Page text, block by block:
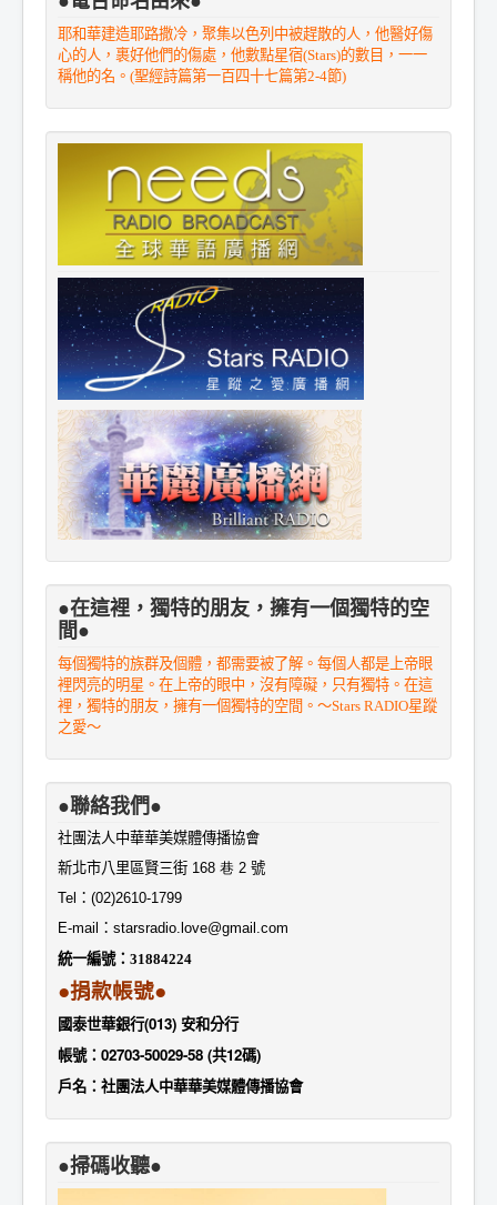
耶和華建造耶路撒冷，聚集以色列中被趕散的人，他醫好傷
心的人，裹好他們的傷處，他數點星宿(Stars)的數目，一一
稱他的名。(聖經詩篇第一百四十七篇第2-4節)
●在這裡，獨特的朋友，擁有一個獨特的空
間●
每個獨特的族群及個體，都需要被了解。每個人都是上帝眼
裡閃亮的明星。在上帝的眼中，沒有障礙，只有獨特。在這
裡，獨特的朋友，擁有一個獨特的空間。～Stars RADIO星蹤
之愛～
●聯絡我們●
社團法人中華華美媒體傳播協會
新北市八里區賢三街 168 巷 2 號
Tel ： (02)2610-1799
E-mail ： starsradio.love@gmail.com
統一編號： 31884224
●捐款帳號●
國泰世華銀行(013) 安和分行
帳號：02703-50029-58 (共12碼)
戶名：社團法人中華華美媒體傳播協會
●掃碼收聽●